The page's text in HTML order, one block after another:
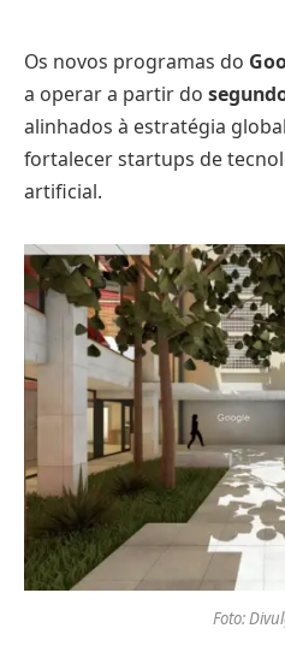
Os novos programas do
a operar a partir do
alinhados à estratégia
fortalecer startups de
artificial.
Foto: